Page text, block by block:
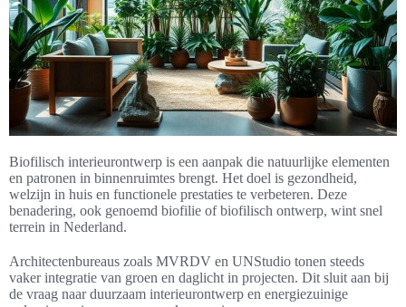
Biofilisch interieurontwerp is een aanpak die natuurlijke elementen
en patronen in binnenruimtes brengt. Het doel is gezondheid,
welzijn in huis en functionele prestaties te verbeteren. Deze
benadering, ook genoemd biofilie of biofilisch ontwerp, wint snel
terrein in Nederland.
Architectenbureaus zoals MVRDV en UNStudio tonen steeds
vaker integratie van groen en daglicht in projecten. Dit sluit aan bij
de vraag naar duurzaam interieurontwerp en energiezuinige